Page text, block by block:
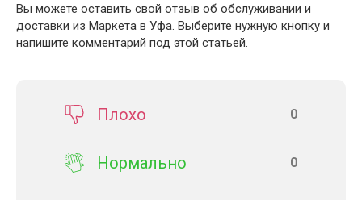
Вы можете оставить свой отзыв об обслуживании и
доставки из Маркета в Уфа. Выберите нужную кнопку и
напишите комментарий под этой статьей.
Плохо 0
Нормально 0